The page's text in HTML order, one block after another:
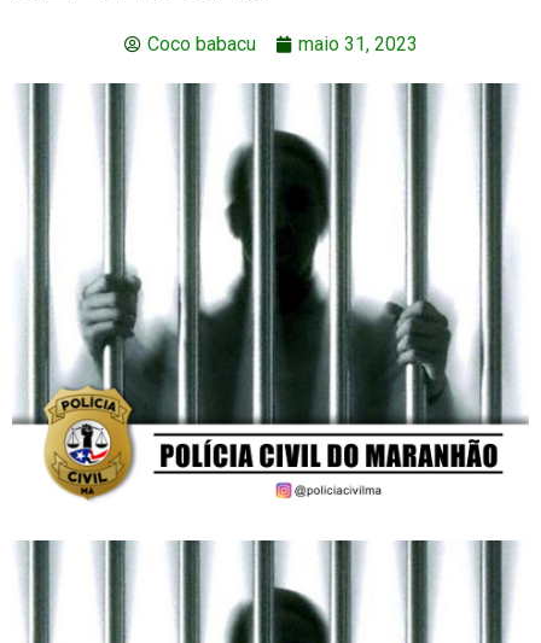
Coco babacu maio 31, 2023